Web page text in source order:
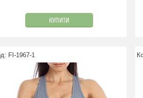
КУПИТИ
FI-1967-1